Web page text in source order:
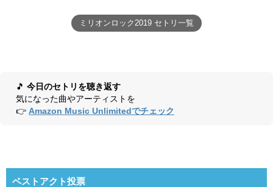
ミリオンロック2019 セトリ一覧
🎵 今日のセトリを聴き返す
気になった曲やアーティストを
👉 Amazon Music Unlimitedでチェック
ベストアクト投票